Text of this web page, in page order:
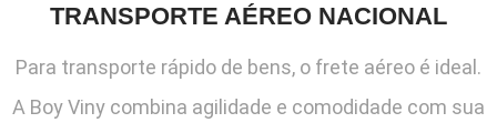
TRANSPORTE AÉREO NACIONAL
Para transporte rápido de bens, o frete aéreo é ideal.
A Boy Viny combina agilidade e comodidade com sua